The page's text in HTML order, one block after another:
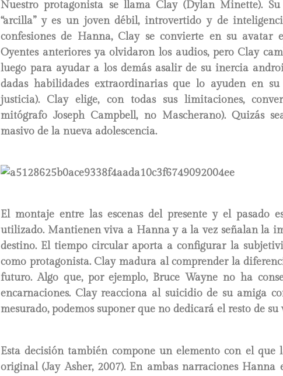
Nuestro protagonista se llama Clay (Dylan Minette).
“arcilla” y es un joven débil, introvertido y de
confesiones de Hanna, Clay se convierte en su avatar
Oyentes anteriores ya olvidaron los audios, pero Clay
luego para ayudar a los demás asalir de su inercia
dadas habilidades extraordinarias que lo ayuden en su
justicia). Clay elige, con todas sus limitaciones,
mitógrafo Joseph Campbell, no Mascherano). Quizás
masivo de la nueva adolescencia.
El montaje entre las escenas del presente y el pasado
utilizado. Mantienen viva a Hanna y a la vez señalan la
destino. El tiempo circular aporta a configurar la
como protagonista. Clay madura al comprender la
futuro. Algo que, por ejemplo, Bruce Wayne no ha
encarnaciones. Clay reacciona al suicidio de su amiga
mesurado, podemos suponer que no dedicará el resto de
Esta decisión también compone un elemento con el que
original (Jay Asher, 2007). En ambas narraciones